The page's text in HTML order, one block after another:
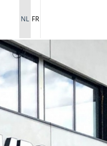
NL FR